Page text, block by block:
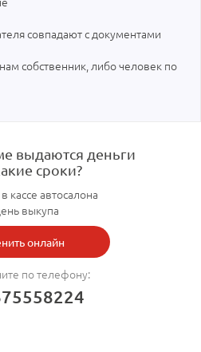
совпадают с документами
собственник, либо человек по
выдаются деньги
сроки?
кассе автосалона
выкупа
онлайн
по телефону: